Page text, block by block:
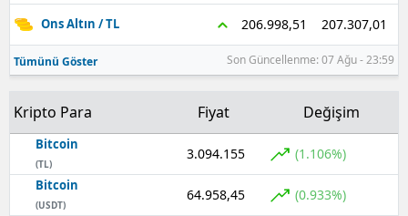
Ons Altın / TL 206.998,51 207.307,01
Tümünü Göster Son Güncellenme: 07 Ağu - 23:59
Kripto Para Fiyat Değişim
Bitcoin
(TL)
3.094.155 (1.106%)
Bitcoin
(USDT)
64.958,45 (0.933%)